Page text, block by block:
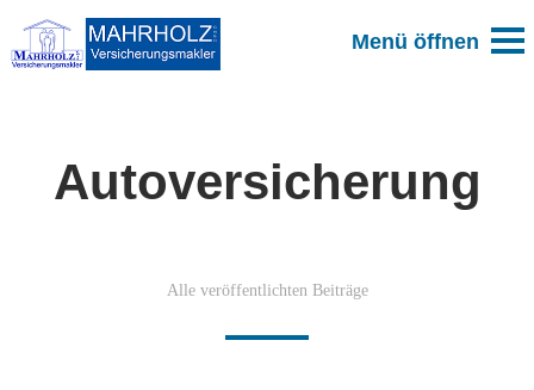
Autoversicherung
Alle veröffentlichten Beiträge